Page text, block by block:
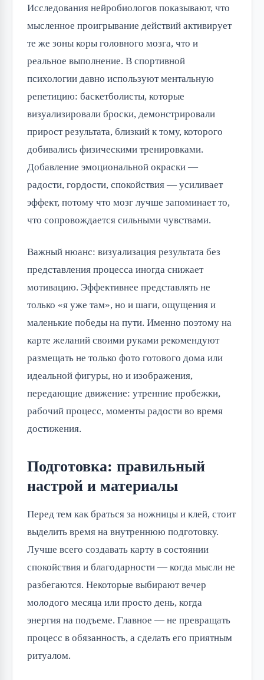
Исследования нейробиологов показывают, что
мысленное проигрывание действий активирует
те же зоны коры головного мозга, что и
реальное выполнение. В спортивной
психологии давно используют ментальную
репетицию: баскетболисты, которые
визуализировали броски, демонстрировали
прирост результата, близкий к тому, которого
добивались физическими тренировками.
Добавление эмоциональной окраски —
радости, гордости, спокойствия — усиливает
эффект, потому что мозг лучше запоминает то,
что сопровождается сильными чувствами.
Важный нюанс: визуализация результата без
представления процесса иногда снижает
мотивацию. Эффективнее представлять не
только «я уже там», но и шаги, ощущения и
маленькие победы на пути. Именно поэтому на
карте желаний своими руками рекомендуют
размещать не только фото готового дома или
идеальной фигуры, но и изображения,
передающие движение: утренние пробежки,
рабочий процесс, моменты радости во время
достижения.
Подготовка: правильный
настрой и материалы
Перед тем как браться за ножницы и клей, стоит
выделить время на внутреннюю подготовку.
Лучше всего создавать карту в состоянии
спокойствия и благодарности — когда мысли не
разбегаются. Некоторые выбирают вечер
молодого месяца или просто день, когда
энергия на подъеме. Главное — не превращать
процесс в обязанность, а сделать его приятным
ритуалом.